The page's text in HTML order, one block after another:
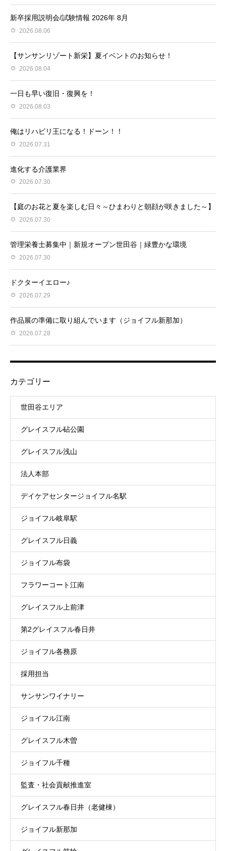
新卒採用説明会/試験情報 2026年 8月
2026.08.06
【サンサンリゾート新栄】夏イベントのお知らせ！
2026.08.04
一日も早い復旧・復興を！
2026.08.03
俺はリハビリ王になる！ドーン！！
2026.07.31
進化する介護業界
2026.07.30
【庭のお花と夏を楽しむ日々～ひまわりと朝顔が咲きました～】
2026.07.30
管理栄養士募集中｜新規オープン世田谷｜緑豊かな環境
2026.07.30
ドクターイエロー♪
2026.07.29
作品展の準備に取り組んでいます（ジョイフル新那加）
2026.07.28
カテゴリー
世田谷エリア
グレイスフル砧公園
グレイスフル浅山
法人本部
デイケアセンタージョイフル名駅
ジョイフル岐阜駅
グレイスフル日義
ジョイフル布袋
フラワーコート江南
グレイスフル上前津
第2グレイスフル春日井
ジョイフル各務原
採用担当
サンサンワイナリー
ジョイフル江南
グレイスフル木曽
ジョイフル千種
監査・社会貢献推進室
グレイスフル春日井（老健棟）
ジョイフル新那加